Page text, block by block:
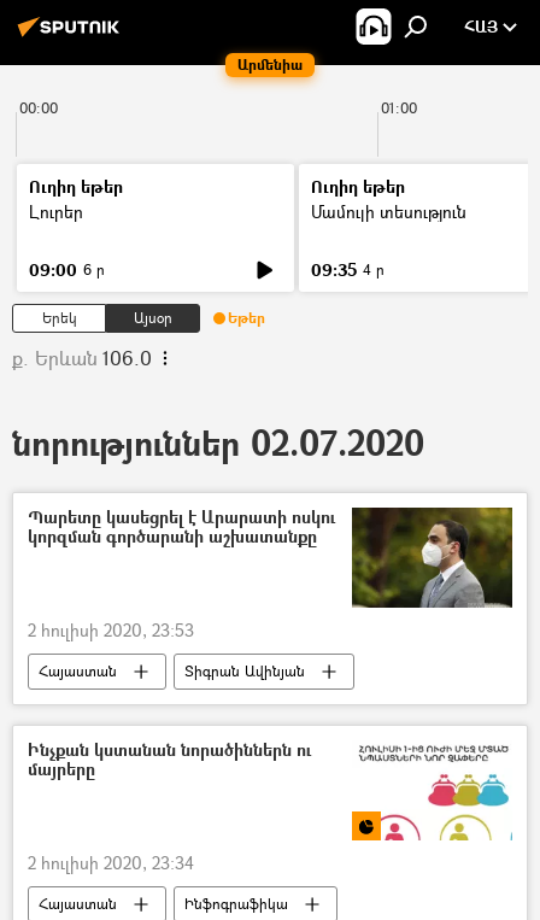
Արմենիա
ՀԱՅ
00:00 01:00
Ուղիղ եթեր
Լուրեր
09:00 6 ր
Ուղիղ եթեր
Մամուլի տեսություն
09:35 4 ր
Երեկ Այսօր Եթեր
ք. Երևան 106.0
նորություններ 02.07.2020
Պարետը կասեցրել է Արարատի ոսկու
կորզման գործարանի աշխատանքը
2 հուլիսի 2020, 23:53
Հայաստան
Տիգրան Ավինյան
պարետ
կորոնավիրուս
Ոսկի
գործարան
Արտակարգ դրություն
Կորոնավիրուսը Հայաստանում և Արցախում
Ինչքան կստանան նորածիններն ու
մայրերը
2 հուլիսի 2020, 23:34
Հայաստան
Ինֆոգրաֆիկա